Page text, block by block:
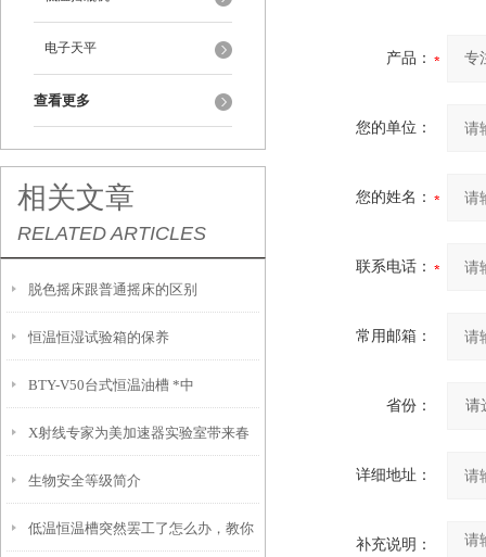
电子天平
查看更多
相关文章
RELATED ARTICLES
脱色摇床跟普通摇床的区别
恒温恒湿试验箱的保养
BTY-V50台式恒温油槽 *中
X射线专家为美加速器实验室带来春
风
生物安全等级简介
低温恒温槽突然罢工了怎么办，教你
产品：
您的单位：
您的姓名：
联系电话：
常用邮箱：
省份：
详细地址：
补充说明：